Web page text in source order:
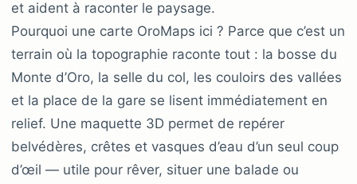
et aident à raconter le paysage.
Pourquoi une carte OroMaps ici ? Parce que c’est un
terrain où la topographie raconte tout : la bosse du
Monte d’Oro, la selle du col, les couloirs des vallées
et la place de la gare se lisent immédiatement en
relief. Une maquette 3D permet de repérer
belvédères, crêtes et vasques d’eau d’un seul coup
d’œil — utile pour rêver, situer une balade ou